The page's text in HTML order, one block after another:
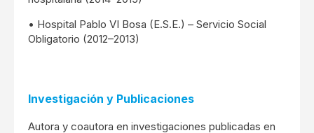
• Hospital Pablo VI Bosa (E.S.E.) – Servicio Social
Obligatorio (2012–2013)
Investigación y Publicaciones
Autora y coautora en investigaciones publicadas en